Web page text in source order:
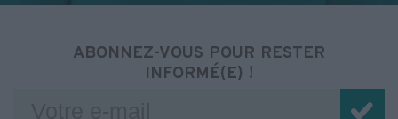
ABONNEZ-VOUS POUR RESTER
INFORMÉ(E) !